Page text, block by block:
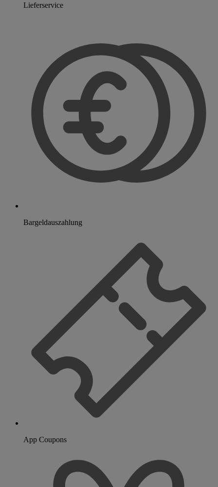
Lieferservice
Bargeldauszahlung
App Coupons